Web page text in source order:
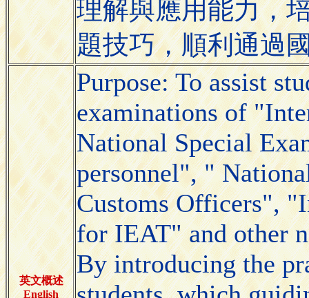
理解與應用能力，
題技巧，順利通過
英文概述
English
Purpose: To assist
examinations of
National Special
personnel", "
Customs Officers",
for IEAT" and other
By introducing the